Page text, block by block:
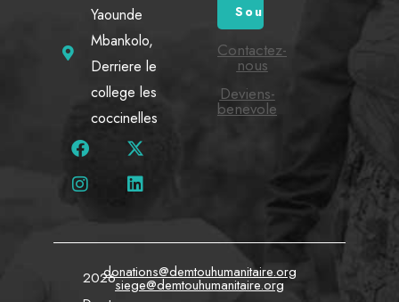
Yaounde
Mbankolo,
Derriere le
college les
coccinelles
Contactez-
nous
Deviens-
benevole
2026donations@demtouhumanitaire.org
siege@demtouhumanitaire.org